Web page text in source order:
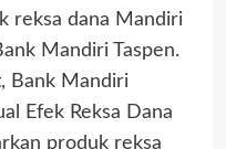
reksa dana Mandiri
Mandiri Taspen.
Bank Mandiri
Efek Reksa Dana
produk reksa